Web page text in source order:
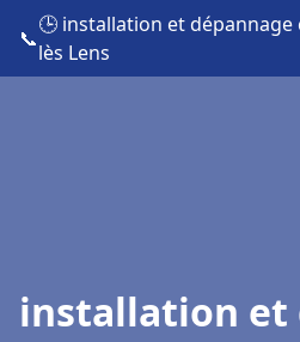
📞
🕒 installation et dépannage
lès Lens
installation et